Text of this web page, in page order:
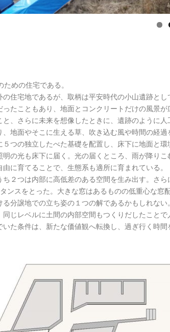
めの住宅である。
住宅地であるが、取柄は平安時代の小山遺跡と
たこともあり、地面とコンクリートだけの風景が
、さらに未来を想像したときに、遺跡のように
地面やそこに生える草、吹き込む風や時間の経
つの独立したべた基礎を配置し、床下に地面と
明の光も床下に届く。光の届くところ、雨が降り
に育てることで、生態系も適所に育まれている。
２つは内部に高低差のある空間を生み出す。さ
ンスをとった。大きな窓はあるものの低重心な
分譲地での立ち姿の１つの解であるかもしれない。
じレベルに土間の内部空間もつくりだしたことで
た条件は、新たな価値観へ転換し、過ぎ行く時間